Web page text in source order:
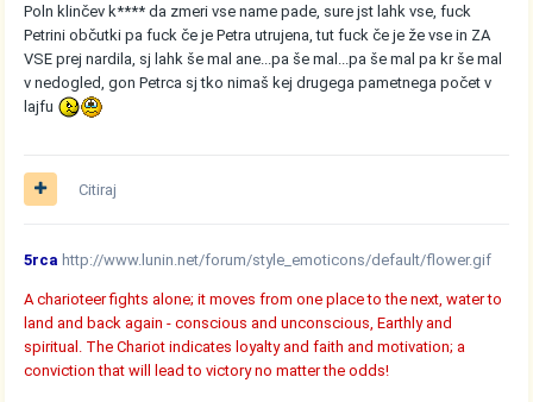
Poln klinčev k**** da zmeri vse name pade, sure jst lahk vse, fuck
Petrini občutki pa fuck če je Petra utrujena, tut fuck če je že vse in ZA
VSE prej nardila, sj lahk še mal ane...pa še mal...pa še mal pa kr še mal
v nedogled, gon Petrca sj tko nimaš kej drugega pametnega počet v
lajfu
Citiraj
5rcahttp://www.lunin.net/forum/style_emoticons/default/flower.gif
A charioteer fights alone; it moves from one place to the next, water to
land and back again - conscious and unconscious, Earthly and
spiritual. The Chariot indicates loyalty and faith and motivation; a
conviction that will lead to victory no matter the odds!